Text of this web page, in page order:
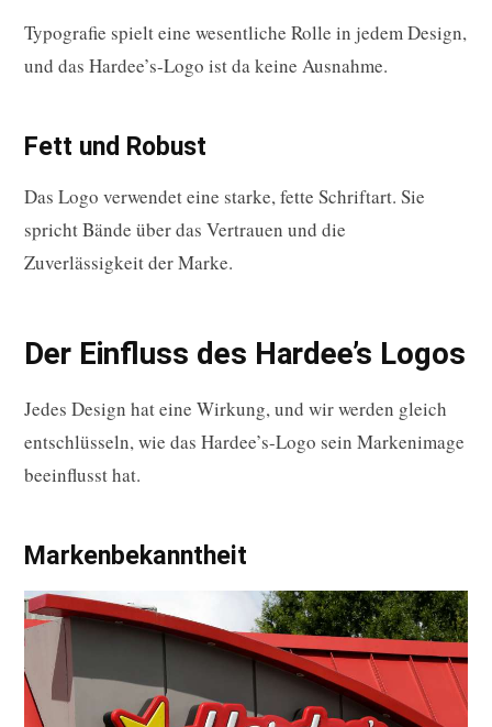
Typografie spielt eine wesentliche Rolle in jedem Design,
und das Hardee’s-Logo ist da keine Ausnahme.
Fett und Robust
Das Logo verwendet eine starke, fette Schriftart. Sie
spricht Bände über das Vertrauen und die
Zuverlässigkeit der Marke.
Der Einfluss des Hardee’s Logos
Jedes Design hat eine Wirkung, und wir werden gleich
entschlüsseln, wie das Hardee’s-Logo sein Markenimage
beeinflusst hat.
Markenbekanntheit